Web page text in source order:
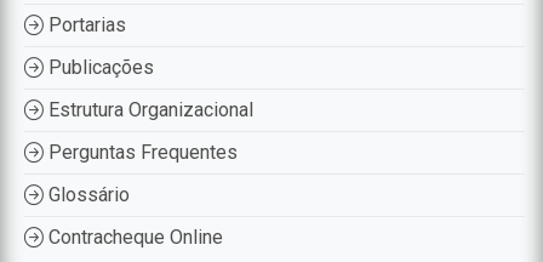
Portarias
Publicações
Estrutura Organizacional
Perguntas Frequentes
Glossário
Contracheque Online